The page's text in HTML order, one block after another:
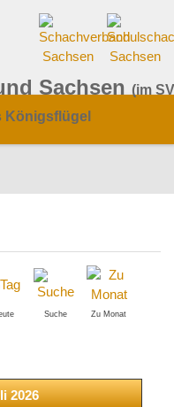
Sachsen (im
Königsflügel
Suche Zu Monat
2026